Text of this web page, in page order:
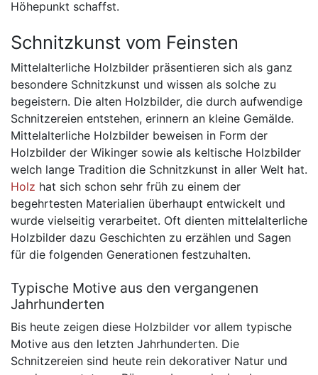
Höhepunkt schaffst.
Schnitzkunst vom Feinsten
Mittelalterliche Holzbilder präsentieren sich als ganz
besondere Schnitzkunst und wissen als solche zu
begeistern. Die alten Holzbilder, die durch aufwendige
Schnitzereien entstehen, erinnern an kleine Gemälde.
Mittelalterliche Holzbilder beweisen in Form der
Holzbilder der Wikinger sowie als keltische Holzbilder
welch lange Tradition die Schnitzkunst in aller Welt hat.
Holz hat sich schon sehr früh zu einem der
begehrtesten Materialien überhaupt entwickelt und
wurde vielseitig verarbeitet. Oft dienten mittelalterliche
Holzbilder dazu Geschichten zu erzählen und Sagen
für die folgenden Generationen festzuhalten.
Typische Motive aus den vergangenen
Jahrhunderten
Bis heute zeigen diese Holzbilder vor allem typische
Motive aus den letzten Jahrhunderten. Die
Schnitzereien sind heute rein dekorativer Natur und